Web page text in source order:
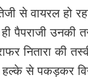
तेजी से वायरल
ही पैपराजी
नितारा की
हल्के से पकड़कर